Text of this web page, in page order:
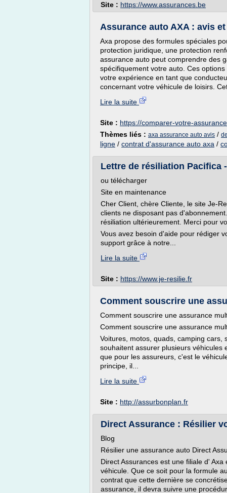
Site : https://www.assurances.be
Assurance auto AXA : avis
Axa propose des formules spéciales
protection juridique, une protection
assurance auto peut comprendre des
spécifiquement votre auto. Ces
votre expérience en tant que
concernant votre véhicule de loisirs.
Lire la suite
Site : https://comparer-votre-
Thèmes liés : axa assurance auto avis /
ligne / contrat d'assurance auto axa /
Lettre de résiliation Pacifica
ou télécharger
Site en maintenance
Cher Client, chère Cliente, le site Je-
clients ne disposant pas
résiliation ultérieurement. Merci pour
Vous avez besoin d'aide pour rédiger
support grâce à notre...
Lire la suite
Site : https://www.je-resilie.fr
Comment souscrire une
Comment souscrire une assurance
Comment souscrire une assurance
Voitures, motos, quads, camping cars,
souhaitent assurer plusieurs véhicules
que pour les assureurs, c'est le
principe, il...
Lire la suite
Site : http://assurbonplan.fr
Direct Assurance : Résilier
Blog
Résilier une assurance auto Direct
Direct Assurances est une filiale d'
véhicule. Que ce soit pour la formule
contrat que cette dernière se
assurance, il devra suivre une